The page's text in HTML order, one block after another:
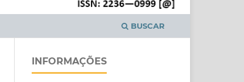
BUSCAR
INFORMAÇÕES